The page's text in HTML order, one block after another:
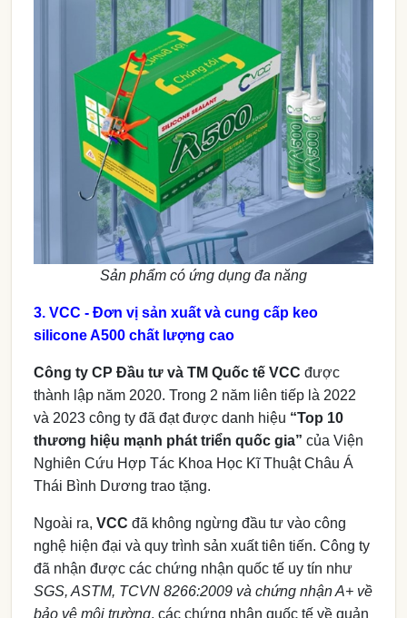
Sản phẩm có ứng dụng đa năng
3. VCC - Đơn vị sản xuất và cung cấp keo
silicone A500 chất lượng cao
Công ty CP Đầu tư và TM Quốc tế VCC được
thành lập năm 2020. Trong 2 năm liên tiếp là 2022
và 2023 công ty đã đạt được danh hiệu “Top 10
thương hiệu mạnh phát triển quốc gia” của Viện
Nghiên Cứu Hợp Tác Khoa Học Kĩ Thuật Châu Á
Thái Bình Dương trao tặng.
Ngoài ra, VCC đã không ngừng đầu tư vào công
nghệ hiện đại và quy trình sản xuất tiên tiến. Công ty
đã nhận được các chứng nhận quốc tế uy tín như
SGS, ASTM, TCVN 8266:2009 và chứng nhận A+ về
bảo vệ môi trường, các chứng nhận quốc tế về quản